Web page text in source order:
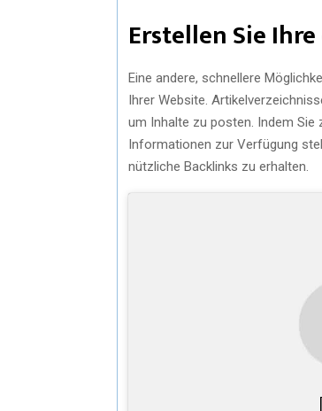
Erstellen Sie
Eine andere, schnellere
Ihrer Website.
um Inhalte zu posten. Indem Sie
Informationen zur Verfügung
nützliche Backlinks zu erhalten.